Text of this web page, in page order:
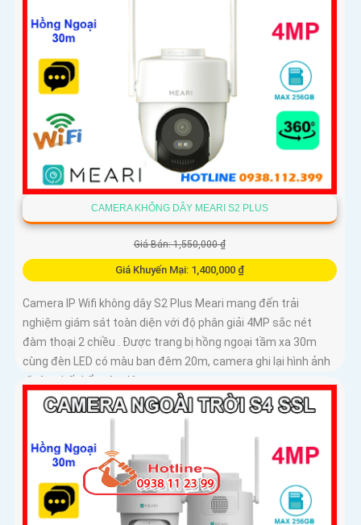
CAMERA KHÔNG DÂY MEARI S2 PLUS
Giá Bán: 1,550,000 ₫
Giá Khuyến Mại: 1,400,000 ₫
Camera IP Wifi không dây S2 Plus Meari mang đến trải
nghiệm giám sát toàn diện với độ phân giải 4MP sắc nét
đàm thoại 2 chiều . Được trang bị hồng ngoại tầm xa 30m
cùng đèn LED có màu ban đêm 20m, camera ghi lại hình ảnh
rõ ràng bất kể ngày đêm